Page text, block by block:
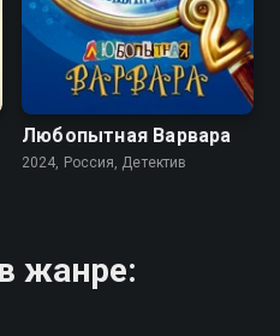
8.1
Любопытная Варвара
2024, Россия, Детектив
жанре: